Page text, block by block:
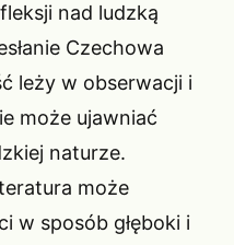
nad ludzką
Czechowa
leży w obserwacji i
może ujawniać
naturze.
może
w sposób głęboki i